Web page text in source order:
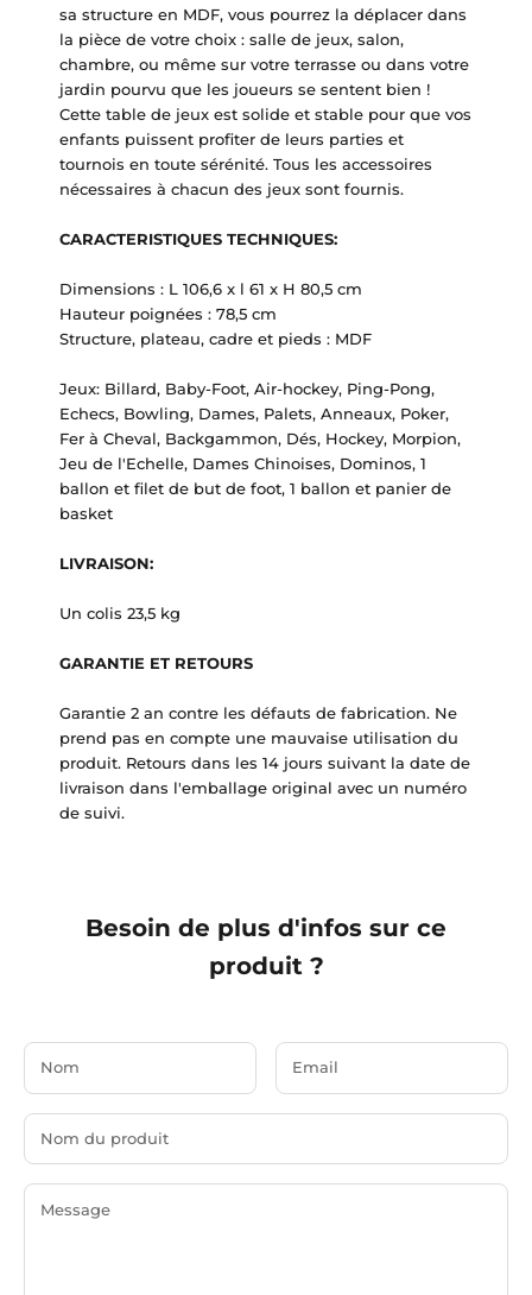
sa structure en MDF, vous pourrez la déplacer dans
la pièce de votre choix : salle de jeux, salon,
chambre, ou même sur votre terrasse ou dans votre
jardin pourvu que les joueurs se sentent bien !
Cette table de jeux est solide et stable pour que vos
enfants puissent profiter de leurs parties et
tournois en toute sérénité. Tous les accessoires
nécessaires à chacun des jeux sont fournis.
CARACTERISTIQUES TECHNIQUES:
Dimensions : L 106,6 x l 61 x H 80,5 cm
Hauteur poignées : 78,5 cm
Structure, plateau, cadre et pieds : MDF
Jeux: Billard, Baby-Foot, Air-hockey, Ping-Pong,
Echecs, Bowling, Dames, Palets, Anneaux, Poker,
Fer à Cheval, Backgammon, Dés, Hockey, Morpion,
Jeu de l'Echelle, Dames Chinoises, Dominos, 1
ballon et filet de but de foot, 1 ballon et panier de
basket
LIVRAISON:
Un colis 23,5 kg
GARANTIE ET RETOURS
Garantie 2 an contre les défauts de fabrication. Ne
prend pas en compte une mauvaise utilisation du
produit. Retours dans les 14 jours suivant la date de
livraison dans l'emballage original avec un numéro
de suivi.
Besoin de plus d'infos sur ce
produit ?